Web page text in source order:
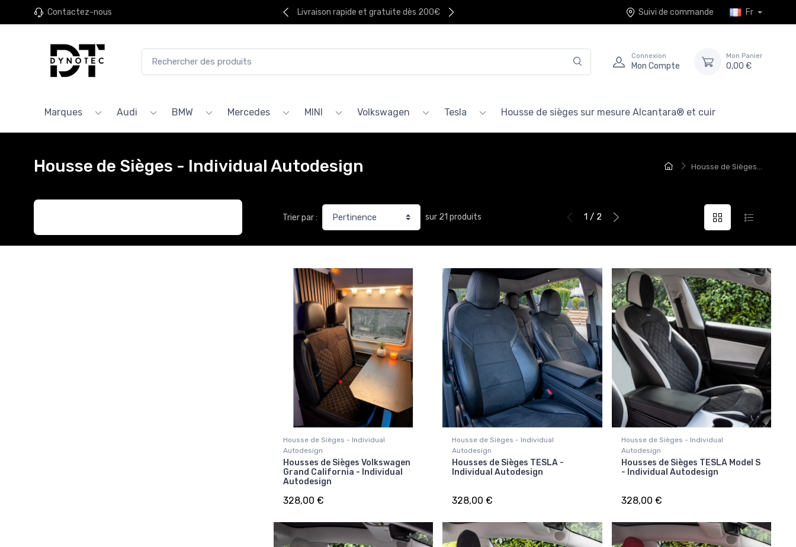
Contactez-nous Livraison rapide et gratuite dès 200€ Suivi de commande Fr
Connexion
Mon Compte
Mon Panier
0,00 €
Marques Audi BMW Mercedes MINI Volkswagen Tesla Housse de sièges sur mesure Alcantara® et cuir
Housse de Sièges...
Housse de Sièges - Individual Autodesign
Trier par : sur 21 produits 1 / 2
Housse de Sièges - Individual
Autodesign
Housses de Sièges Volkswagen
Grand California - Individual
Autodesign
328,00 €
Housse de Sièges - Individual
Autodesign
Housses de Sièges TESLA -
Individual Autodesign
328,00 €
Housse de Sièges - Individual
Autodesign
Housses de Sièges TESLA Model S
- Individual Autodesign
328,00 €